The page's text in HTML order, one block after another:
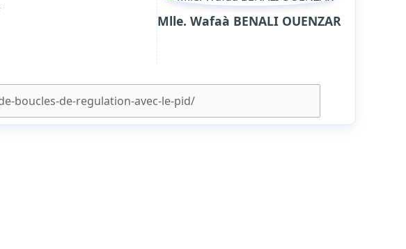
Mlle. Wafaà BENALI OUENZAR